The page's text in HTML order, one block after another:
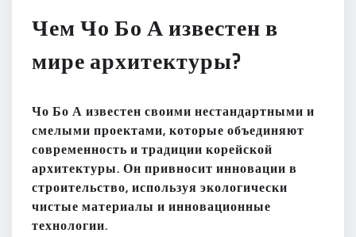
Чем Чо Бо А известен в
мире архитектуры?
Чо Бо А известен своими нестандартными и
смелыми проектами, которые объединяют
современность и традиции корейской
архитектуры. Он привносит инновации в
строительство, используя экологически
чистые материалы и инновационные
технологии.